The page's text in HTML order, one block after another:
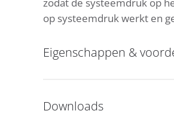
zodat de systeemdruk op
op systeemdruk werkt en
Eigenschappen &
Downloads